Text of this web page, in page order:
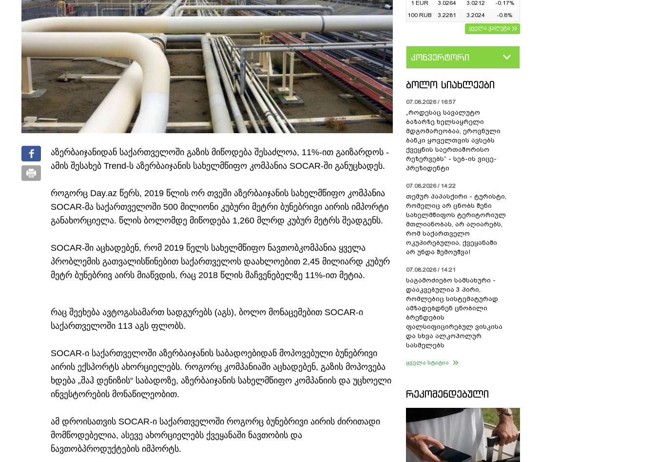
აზერბაიჯანიდან საქართველოში გაზის მიწოდება შესაძლოა, 11%-ით გაიზარდოს -
ამის შესახებ Trend-ს აზერბაიჯანის სახელმწიფო კომპანია SOCAR-ში განუცხადეს.
როგორც Day.az წერს, 2019 წლის ორ თვეში აზერბაიჯანის სახელმწიფო კომპანია
SOCAR-მა საქართველოში 500 მილიონი კუბური მეტრი ბუნებრივი აირის იმპორტი
განახორციელა. წლის ბოლომდე მიწოდება 1,260 მლრდ კუბურ მეტრს შეადგენს.
SOCAR-ში აცხადებენ, რომ 2019 წელს სახელმწიფო ნავთობკომპანია ყველა
პრობლემის გათვალისწინებით საქართველოს დაახლოებით 2,45 მილიარდ კუბურ
მეტრ ბუნებრივ აირს მიაწვდის, რაც 2018 წლის მაჩვენებელზე 11%-ით მეტია.
რაც შეეხება ავტოგასამართ სადგურებს (აგს), ბოლო მონაცემებით SOCAR-ი
საქართველოში 113 აგს ფლობს.
SOCAR-ი საქართველოში აზერბაიჯანის საბადოებიდან მოპოვებული ბუნებრივი
აირის ექსპორტს ახორციელებს. როგორც კომპანიაში აცხადებენ, გაზის მოპოვება
ხდება „შაჰ დენიზის“ საბადოზე, აზერბაიჯანის სახელმწიფო კომპანიის და უცხოელი
ინვესტორების მონაწილეობით.
ამ დროისათვის SOCAR-ი საქართველოში როგორც ბუნებრივი აირის ძირითადი
მომწოდებელია, ასევე ახორციელებს ქვეყანაში ნავთობის და
ნავთობპროდუქტების იმპორტს.
1 EUR
3.0264 3.0212
-0.17%
100 RUB
3.2281 3.2024
-0.8%
ყველა ვალუტა
კონვერტორი
ᲑᲝᲚᲝ ᲡᲘᲐᲮᲚᲔᲔᲑᲘ
07.08.2026 / 16:57
„როდესაც სავალუტო
ბაზარზე ხელსაყრელი
მდგომარეობაა, ეროვნული
ბანკი ყოველთვის ავსებს
ქვეყნის საერთაშორისო
რეზერვებს“ - სებ-ის ვიცე-
პრეზიდენტი
07.08.2026 / 14:22
თემურ პაპასქირი - ტურისტი,
რომელიც არ ცნობს შენი
სახელმწიფოს ტერიტორიულ
მთლიანობას, არ აღიარებს,
რომ საქართველო
ოკუპირებულია, ქვეყანაში
არ უნდა შემოუშვა!
07.08.2026 / 14:21
საგამოძიებო სამსახური -
დააკვებულია 3 პირი,
რომლებიც სისტემატურად
ამზადებდნენ ცნობილი
ბრენდების
ფალსიფიცირებულ ვისკისა
და სხვა ალკოჰოლურ
სასმელებს
ყველა სტატია
ᲠᲔᲙᲝᲛᲔᲜᲓᲔᲑᲣᲚᲘ